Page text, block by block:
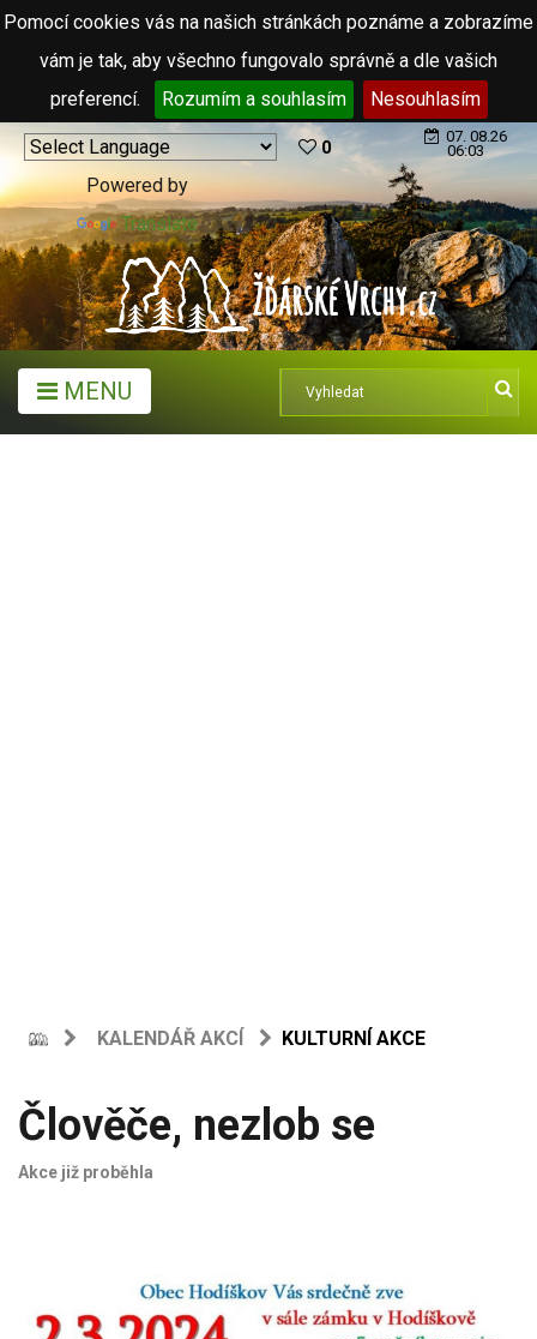
Pomocí cookies vás na našich stránkách poznáme a zobrazíme
vám je tak, aby všechno fungovalo správně a dle vašich
preferencí.
Rozumím a souhlasím Nesouhlasím
Powered by
Translate
0
07. 08.26
06:03
MENU
KALENDÁŘ AKCÍ KULTURNÍ AKCE
Člověče, nezlob se
Akce již proběhla